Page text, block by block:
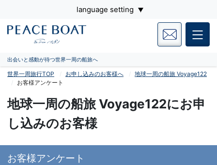
language setting
出会いと感動が待つ世界一周の船旅へ
世界一周旅行TOP お申し込みのお客様へ
地球一周の船旅 Voyage122
お客様アンケート
地球一周の船旅 Voyage122にお申
し込みのお客様
お客様アンケート